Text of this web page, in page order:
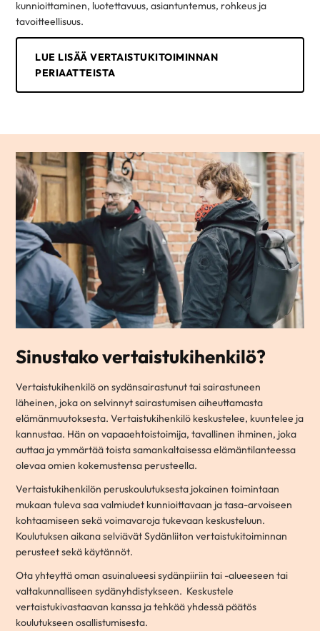
kunnioittaminen, luotettavuus, asiantuntemus, rohkeus ja
tavoitteellisuus.
LUE LISÄÄ VERTAISTUKITOIMINNAN
PERIAATTEISTA
Sinustako vertaistukihenkilö?
Vertaistukihenkilö on sydänsairastunut tai sairastuneen
läheinen, joka on selvinnyt sairastumisen aiheuttamasta
elämänmuutoksesta. Vertaistukihenkilö keskustelee, kuuntelee ja
kannustaa. Hän on vapaaehtoistoimija, tavallinen ihminen, joka
auttaa ja ymmärtää toista samankaltaisessa elämäntilanteessa
olevaa omien kokemustensa perusteella.
Vertaistukihenkilön peruskoulutuksesta jokainen toimintaan
mukaan tuleva saa valmiudet kunnioittavaan ja tasa-arvoiseen
kohtaamiseen sekä voimavaroja tukevaan keskusteluun.
Koulutuksen aikana selviävät Sydänliiton vertaistukitoiminnan
perusteet sekä käytännöt.
Ota yhteyttä oman asuinalueesi sydänpiiriin tai -alueeseen tai
valtakunnalliseen sydänyhdistykseen. Keskustele
vertaistukivastaavan kanssa ja tehkää yhdessä päätös
koulutukseen osallistumisesta.